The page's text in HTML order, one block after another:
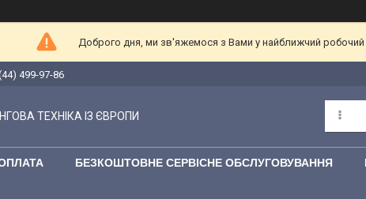
Доброго дня, ми зв'яжемося з Вами у найближчий робочий
499-97-86
ТЕХНІКА ІЗ ЄВРОПИ
БЕЗКОШТОВНЕ СЕРВІСНЕ ОБСЛУГОВУВАННЯ